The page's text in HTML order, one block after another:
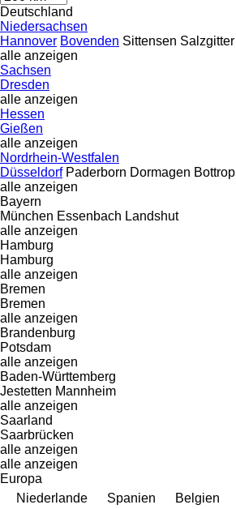
Deutschland
Niedersachsen
Hannover Bovenden Sittensen Salzgitter
alle anzeigen
Sachsen
Dresden
alle anzeigen
Hessen
Gießen
alle anzeigen
Nordrhein-Westfalen
Düsseldorf Paderborn Dormagen Bottrop
alle anzeigen
Bayern
München Essenbach Landshut
alle anzeigen
Hamburg
Hamburg
alle anzeigen
Bremen
Bremen
alle anzeigen
Brandenburg
Potsdam
alle anzeigen
Baden-Württemberg
Jestetten Mannheim
alle anzeigen
Saarland
Saarbrücken
alle anzeigen
alle anzeigen
Europa
Niederlande
Spanien Belgien